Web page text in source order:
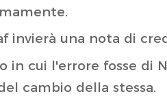
invierà una nota di
in cui l'errore fosse di
cambio della stessa.